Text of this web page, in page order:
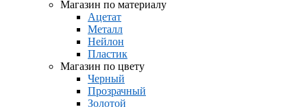
Магазин по материалу
Ацетат
Металл
Нейлон
Пластик
Магазин по цвету
Черный
Прозрачный
Золотой